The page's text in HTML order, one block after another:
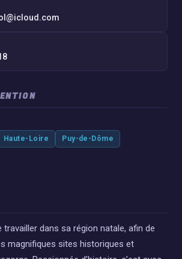
travailler dans sa région natale, afin de
magnifiques sites historiques et
Haute-Loire Puy-de-Dôme